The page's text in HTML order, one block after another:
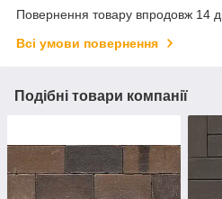
Повернення товару впродовж 14
Всі умови повернення
Подібні товари компанії